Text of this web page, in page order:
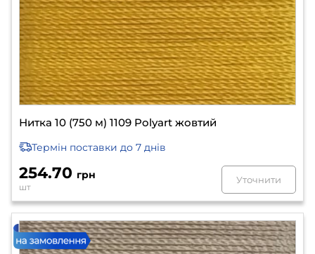
Нитка 10 (750 м) 1109 Polyart жовтий
Термін поставки до 7 днів
254.70 грн
шт
Уточнити